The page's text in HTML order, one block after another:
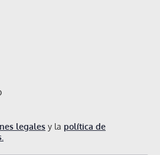
legales y la política de